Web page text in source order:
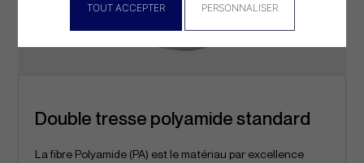
TOUT ACCEPTER PERSONNALISER
Double tresse polyamide standard
La fibre Polyamide (PA) est le matériau par excellence